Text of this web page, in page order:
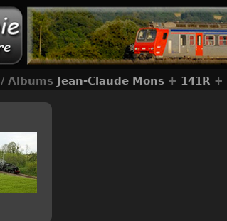
/ Albums Jean-Claude Mons + 141R +